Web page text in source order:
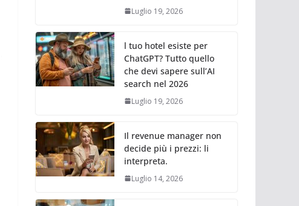
Luglio 19, 2026
l tuo hotel esiste per
ChatGPT? Tutto quello
che devi sapere sull’AI
search nel 2026
Luglio 19, 2026
Il revenue manager non
decide più i prezzi: li
interpreta.
Luglio 14, 2026